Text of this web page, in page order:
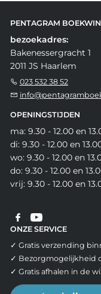
PENTAGRAM
bezoekadres:
Bakenessergracht 1
2011 JS Haarlem
023 532 38 52
OPENINGSTIJDEN
ma: 9.30 - 12.00 en
di: 9.30 - 12.00 en
wo: 9.30 - 12.00 en
do: 9.30 - 12.00 en
vrij: 9.30 - 12.00 en
ONZE SERVICE
✓ Gratis verzending
✓ Bezorgmogelijkheid
✓ Gratis afhalen in de